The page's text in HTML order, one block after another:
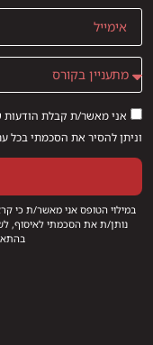
וניתן להסיר את הסכמתי בכל
במילוי הטופס אני מאשר/ת כי
נותן/ת את הסכמתי לאיסוף,